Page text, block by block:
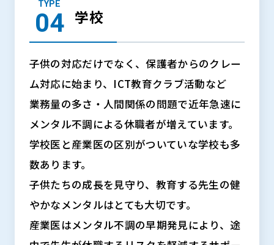
TYPE
学校
子供の対応だけでなく、保護者からのクレー
ム対応に始まり、ICT教育クラブ活動など
業務量の多さ・人間関係の問題で近年急速に
メンタル不調による休職者が増えています。
学校医と産業医の区別がついていな学校も多
数あります。
子供たちの成長を見守り、教育する先生の健
やかなメンタルはとても大切です。
産業医はメンタル不調の早期発見により、途